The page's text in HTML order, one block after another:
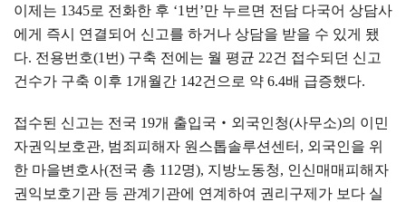
이제는 1345로 전화한 후 ‘1 번 ’만 누르면 전담 다국어 상담사
에게 즉시 연결되어 신고를 하거나 상담을 받을 수 있게 됐
다. 전용번호(1 번) 구축 전에는 월 평균 22건 접수되던 신고
건수가 구축 이후 1 개월간 142건으로 약 6.4배 급증했다.
접수된 신고는 전국 19개 출입국 ‧ 외국인청(사무소)의 이민
자권익보호관, 범죄피해자 원스톱솔루션센터 , 외국인을 위
한 마을변호사(전국 총 112명), 지방노동청, 인신매매피해자
권익보호기관 등 관계기관에 연계하여 권리구제가 보다 실